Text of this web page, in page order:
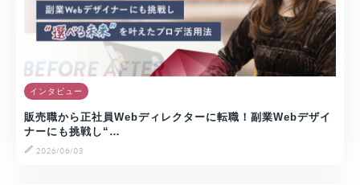
インタビュー
販売職から正社員Webディレクターに転職！副業Webデザイ
ナーにも挑戦し“…
2026/06/03